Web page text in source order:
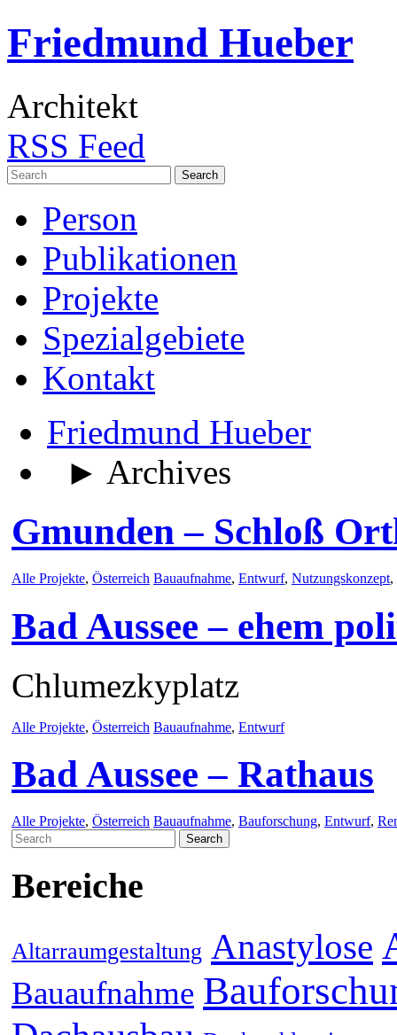
Friedmund Hueber
Architekt
RSS Feed
Search
for:
Person
Publikationen
Projekte
Spezialgebiete
Kontakt
Friedmund Hueber
► Archives
Gmunden – Schloß
Alle Projekte, Österreich Bauaufnahme, Entwurf, Nutzungskonzept,
Bad Aussee – ehem
Chlumezkyplatz
Alle Projekte, Österreich Bauaufnahme, Entwurf
Bad Aussee – Rathaus
Alle Projekte, Österreich Bauaufnahme, Bauforschung, Entwurf,
Search
for:
Bereiche
Altarraumgestaltung Anastylose
Bauaufnahme